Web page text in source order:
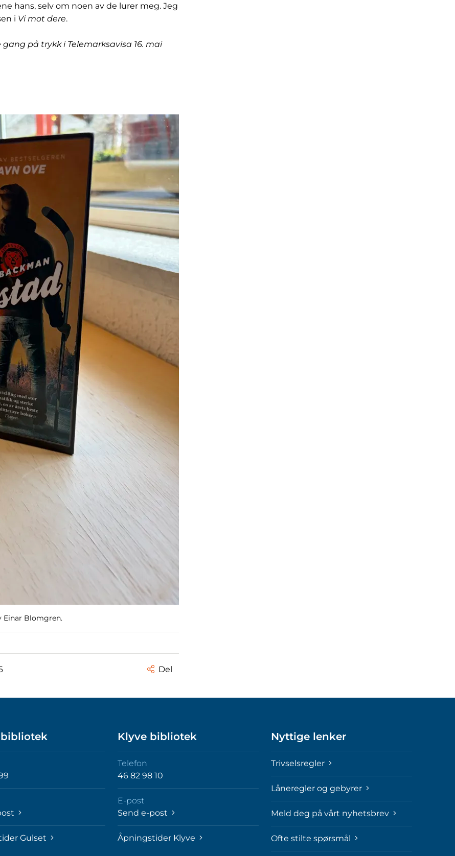
hans, selv om noen av de lurer meg. Jeg
i Vi mot dere.
på trykk i Telemarksavisa 16. mai
Einar Blomgren.
Del
bibliotek
Gulset
Klyve bibliotek
Telefon
46 82 98 10
E-post
Send e-post
Åpningstider Klyve
Nyttige lenker
Trivselsregler
Låneregler og gebyrer
Meld deg på vårt nyhetsbrev
Ofte stilte spørsmål